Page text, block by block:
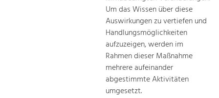
Um das Wissen über diese
Auswirkungen zu vertiefen und
Handlungsmöglichkeiten
aufzuzeigen, werden im
Rahmen dieser Maßnahme
mehrere aufeinander
abgestimmte Aktivitäten
umgesetzt.